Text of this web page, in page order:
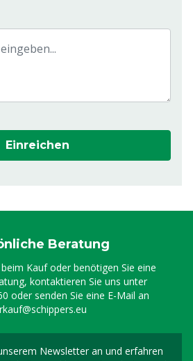
Einreichen
Beratung
Kauf oder benötigen Sie eine
kontaktieren Sie uns unter
oder senden Sie eine E-Mail an
Newsletter an und erfahren
Melden Sie sich für